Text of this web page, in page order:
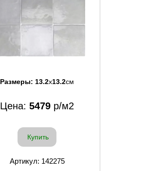
Размеры: 13.2x13.2см
Цена: 5479 р/м2
Купить
Артикул: 142275